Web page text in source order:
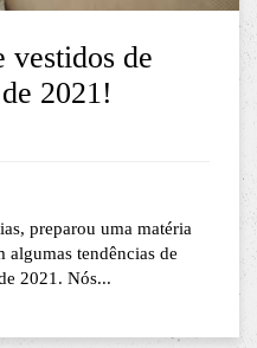
vestidos de
2021!
preparou uma matéria
algumas tendências de
2021. Nós...